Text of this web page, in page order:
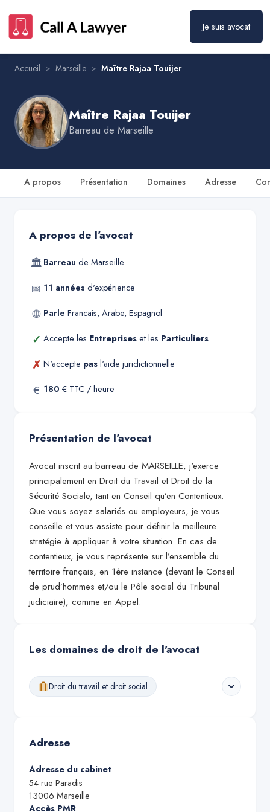
Je suis avocat
Maître Rajaa Touijer
Accueil > Marseille > Maître Rajaa Touijer
Maître Rajaa Touijer
Barreau de Marseille
A propos Présentation Domaines Adresse
A propos de l'avocat
🏛 Barreau de Marseille
📅 11 années d'expérience
🌐 Parle Francais, Arabe, Espagnol
✓ Accepte les Entreprises et les Particuliers
✗ N'accepte pas l'aide juridictionnelle
€ 180 € TTC / heure
Présentation de l'avocat
Avocat inscrit au barreau de MARSEILLE, j'exerce
principalement en Droit du Travail et Droit de la
Sécurité Sociale, tant en Conseil qu’en Contentieux.
Que vous soyez salariés ou employeurs, je vous
conseille et vous assiste pour définir la meilleure
stratégie à appliquer à votre situation. En cas de
contentieux, je vous représente sur l’ensemble du
territoire français, en 1ère instance (devant le Conseil
de prud’hommes et/ou le Pôle social du Tribunal
judiciaire), comme en Appel.
Les domaines de droit de l'avocat
Droit du travail et droit social
Adresse
Adresse du cabinet
54 rue Paradis
13006 Marseille
Accès PMR